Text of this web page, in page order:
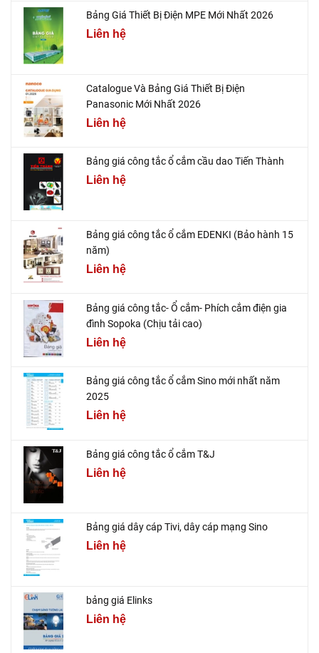
Bảng Giá Thiết Bị Điện MPE Mới Nhất 2026
Liên hệ
Catalogue Và Bảng Giá Thiết Bị Điện
Panasonic Mới Nhất 2026
Liên hệ
Bảng giá công tắc ổ cắm cầu dao Tiến Thành
Liên hệ
Bảng giá công tắc ổ cắm EDENKI (Bảo hành 15
năm)
Liên hệ
Bảng giá công tắc- Ổ cắm- Phích cắm điện gia
đình Sopoka (Chịu tải cao)
Liên hệ
Bảng giá công tắc ổ cắm Sino mới nhất năm
2025
Liên hệ
Bảng giá công tắc ổ cắm T&J
Liên hệ
Bảng giá dây cáp Tivi, dây cáp mạng Sino
Liên hệ
bảng giá Elinks
Liên hệ